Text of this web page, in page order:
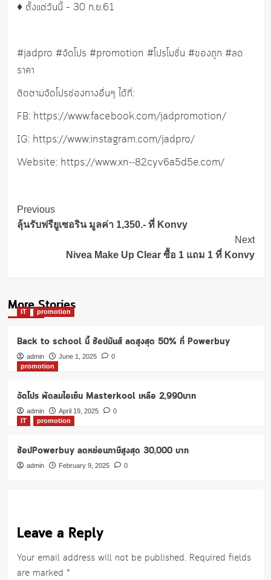
♦️ ตั้งแต่วันนี้ – 30 ก.ย.61
#jadpro #จัดโปร #promotion #โปรโมชั่น #ของถูก #ลด
ราคา
ติดตามจัดโปรช่องทางอื่นๆ ได้ที่:
FB: https://www.facebook.com/jadpromotion/
IG: https://www.instagram.com/jadpro/
Website: https://www.xn--82cyv6a5d5e.com/
Post
Navigation
Previous
ลุ้นรับฟรียูเซอริน มูลค่า 1,350.- ที่ Konvy
Next
Nivea Make Up Clear ซื้อ 1 แถม 1 ที่ Konvy
More Stories
IT promotion
Back to school นี้ ช้อปมันส์ ลดสูงสุด 50% ที่ Powerbuy
admin June 1, 2025
0
promotion
จัดโปร พัดลมไอเย็น Masterkool เหลือ 2,990บาท
admin April 19, 2025
0
IT
promotion
ช้อปPowerbuy ลดหย่อนภาษีสูงสุด 30,000 บาท
admin February 9, 2025 0
Leave a Reply
Your email address will not be published. Required fields
are marked *